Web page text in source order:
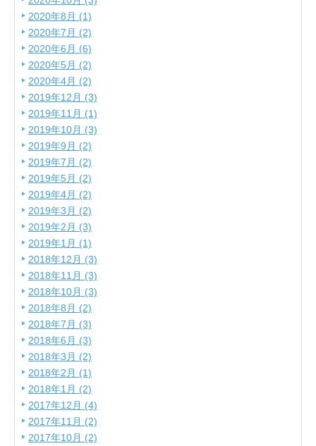
2020年8月 (1)
2020年7月 (2)
2020年6月 (6)
2020年5月 (2)
2020年4月 (2)
2019年12月 (3)
2019年11月 (1)
2019年10月 (3)
2019年9月 (2)
2019年7月 (2)
2019年5月 (2)
2019年4月 (2)
2019年3月 (2)
2019年2月 (3)
2019年1月 (1)
2018年12月 (3)
2018年11月 (3)
2018年10月 (3)
2018年8月 (2)
2018年7月 (3)
2018年6月 (3)
2018年3月 (2)
2018年2月 (1)
2018年1月 (2)
2017年12月 (4)
2017年11月 (2)
2017年10月 (2)